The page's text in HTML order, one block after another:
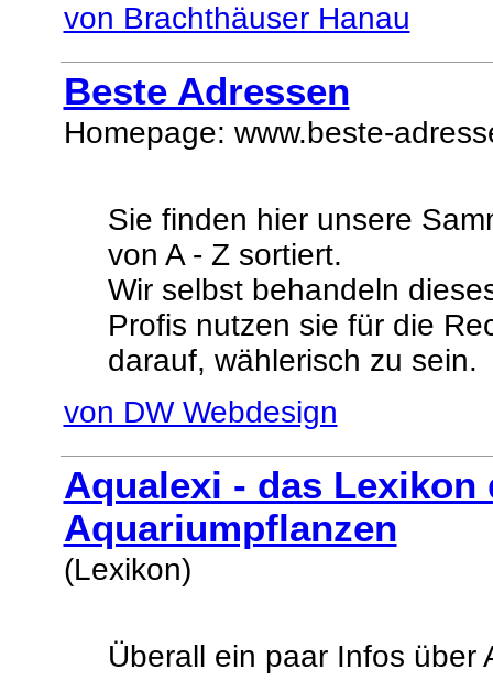
von Brachthäuser Hanau
Beste Adressen
Homepage: www.beste-
Sie finden hier unsere
von A - Z sortiert.
Wir selbst behandeln
Profis nutzen sie für die
darauf, wählerisch zu sein.
von DW Webdesign
Aqualexi - das Lexikon
Aquariumpflanzen
(Lexikon)
Überall ein paar Infos über